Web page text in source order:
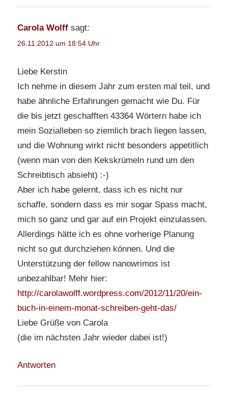
Carola Wolff sagt:
26.11.2012 um 18:54 Uhr
Liebe Kerstin
Ich nehme in diesem Jahr zum ersten mal teil, und
habe ähnliche Erfahrungen gemacht wie Du. Für
die bis jetzt geschafften 43364 Wörtern habe ich
mein Sozialleben so ziemlich brach liegen lassen,
und die Wohnung wirkt nicht besonders appetitlich
(wenn man von den Kekskrümeln rund um den
Schreibtisch absieht) :-)
Aber ich habe gelernt, dass ich es nicht nur
schaffe, sondern dass es mir sogar Spass macht,
mich so ganz und gar auf ein Projekt einzulassen.
Allerdings hätte ich es ohne vorherige Planung
nicht so gut durchziehen können. Und die
Unterstützung der fellow nanowrimos ist
unbezahlbar! Mehr hier:
http://carolawolff.wordpress.com/2012/11/20/ein-
buch-in-einem-monat-schreiben-geht-das/
Liebe Grüße von Carola
(die im nächsten Jahr wieder dabei ist!)
Antworten